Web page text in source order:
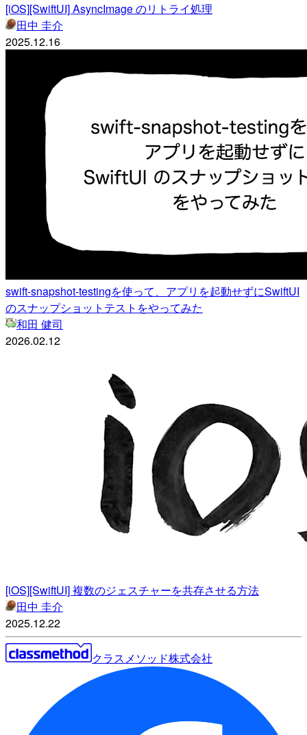
[iOS][SwiftUI] AsyncImage のリトライ処理
田中 圭介
2025.12.16
swift-snapshot-testingを使って、アプリを起動せずにSwiftUI
のスナップショットテストをやってみた
和田 健司
2026.02.12
[iOS][SwiftUI] 複数のジェスチャーを共存させる方法
田中 圭介
2025.12.22
クラスメソッド株式会社